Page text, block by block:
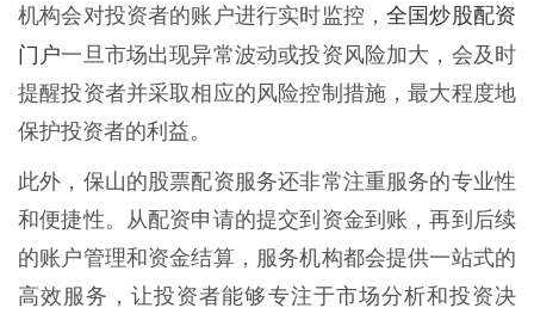
机构会对投资者的账户进行实时监控，全国炒股配资
门户一旦市场出现异常波动或投资风险加大，会及时
提醒投资者并采取相应的风险控制措施，最大程度地
保护投资者的利益。
此外，保山的股票配资服务还非常注重服务的专业性
和便捷性。从配资申请的提交到资金到账，再到后续
的账户管理和资金结算，服务机构都会提供一站式的
高效服务，让投资者能够专注于市场分析和投资决